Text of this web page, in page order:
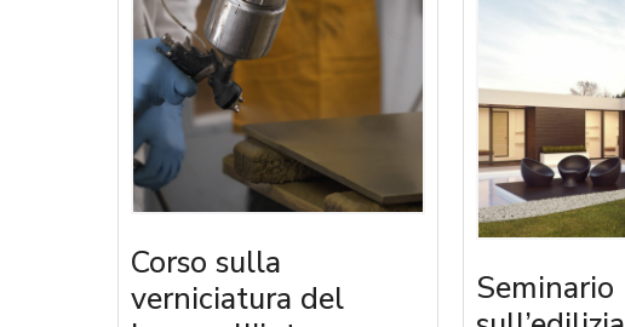
Corso sulla
verniciatura del
Seminario